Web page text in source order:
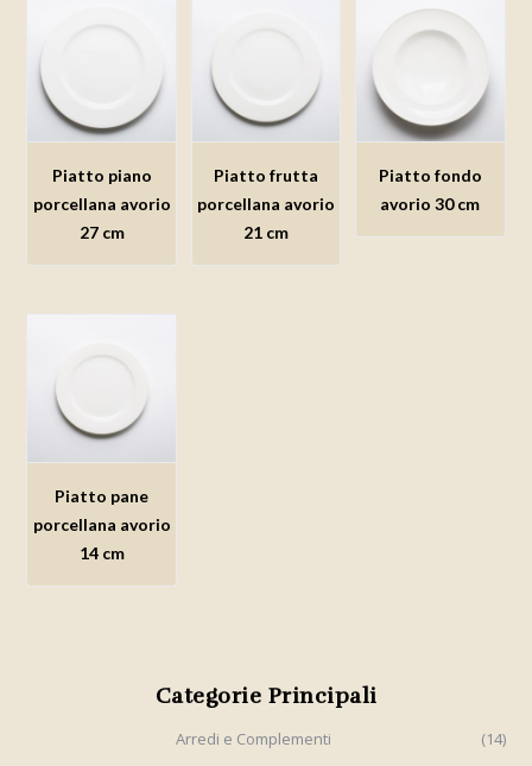
Aggiungi
alla lista
dei
Piatto piano
porcellana avorio
27 cm
Aggiungi
alla lista
dei
Piatto frutta
porcellana avorio
21 cm
Aggiungi
alla lista
Piatto fondo
avorio 30 cm
Aggiungi
alla lista
dei
Piatto pane
porcellana avorio
14 cm
Categorie Principali
Arredi e Complementi
(14)